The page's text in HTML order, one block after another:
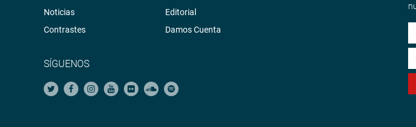
Noticias
Contrastes
Editorial
Damos Cuenta
SÍGUENOS